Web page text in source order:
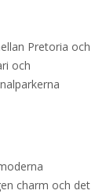
Pretoria och
och
charm och det